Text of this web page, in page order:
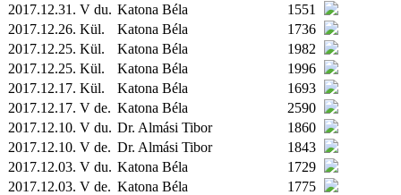
2017.12.31. V du. Katona Béla
1551
2017.12.26. Kül. Katona Béla
1736
2017.12.25. Kül. Katona Béla
1982
2017.12.25. Kül. Katona Béla
1996
2017.12.17. Kül. Katona Béla
1693
2017.12.17. V de. Katona Béla
2590
2017.12.10. V du. Dr. Almási Tibor
1860
2017.12.10. V de. Dr. Almási Tibor
1843
2017.12.03. V du. Katona Béla
1729
2017.12.03. V de. Katona Béla
1775